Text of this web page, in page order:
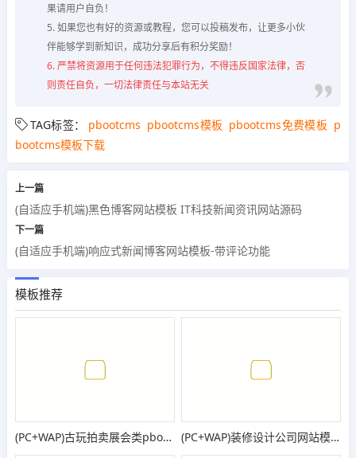
果请用户自负！
5. 如果您也有好的资源或教程，您可以投稿发布，让更多小伙
伴能够学到新知识，成功分享后有积分奖励！
6. 严禁将资源用于任何违法犯罪行为，不得违反国家法律，否
则责任自负，一切法律责任与本站无关
TAG标签： pbootcms pbootcms模板 pbootcms免费模板 p
bootcms模板下载
上一篇
(自适应手机端)黑色博客网站模板 IT科技新闻资讯网站源码
下一篇
(自适应手机端)响应式新闻博客网站模板-带评论功能
模板推荐
(PC+WAP)古玩拍卖展会类pbootcms网站模板 古董典当类网站源码 (PC+WAP)装修设计公司网站模板 家装公司网站源码